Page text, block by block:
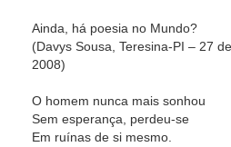
Ainda, há poesia no Mundo?
(Davys Sousa, Teresina-PI – 27
2008)
O homem nunca mais sonhou
Sem esperança, perdeu-se
Em ruínas de si mesmo.